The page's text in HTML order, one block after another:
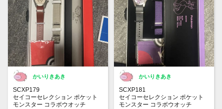
かいりきあき
SCXP179
セイコーセレクション ポケット
モンスター コラボウオッチ
かいりきあき
SCXP181
セイコーセレクション ポケット
モンスター コラボウオッチ